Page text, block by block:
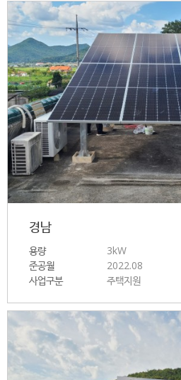
경남
용량
3kW
준공월
2022.08
사업구분
주택지원